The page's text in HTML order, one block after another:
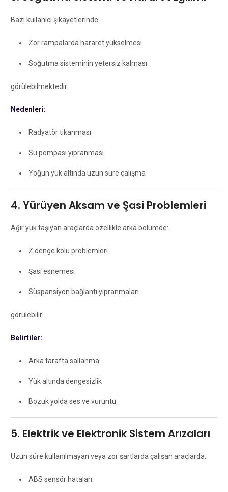
Bazı kullanıcı şikayetlerinde:
Zor rampalarda hararet yükselmesi
Soğutma sisteminin yetersiz kalması
görülebilmektedir.
Nedenleri:
Radyatör tıkanması
Su pompası yıpranması
Yoğun yük altında uzun süre çalışma
4. Yürüyen Aksam ve Şasi Problemleri
Ağır yük taşıyan araçlarda özellikle arka bölümde:
Z denge kolu problemleri
Şasi esnemesi
Süspansiyon bağlantı yıpranmaları
görülebilir.
Belirtiler:
Arka tarafta sallanma
Yük altında dengesizlik
Bozuk yolda ses ve vuruntu
5. Elektrik ve Elektronik Sistem Arızaları
Uzun süre kullanılmayan veya zor şartlarda çalışan araçlarda:
ABS sensör hataları